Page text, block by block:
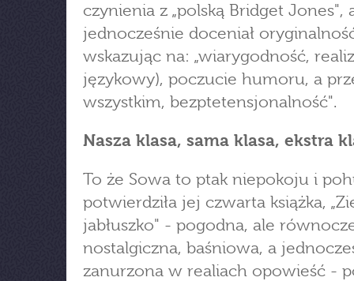
czynienia z „polską Bridget Jones",
jednocześnie doceniał
wskazując na: „wiarygodność,
językowy), poczucie humoru, a
wszystkim, bezptetensjonalność".
Nasza klasa, sama klasa, ekstra
To że Sowa to ptak niepokoju i
potwierdziła jej czwarta książka,
jabłuszko" - pogodna, ale
nostalgiczna, baśniowa, a
zanurzona w realiach opowieść -